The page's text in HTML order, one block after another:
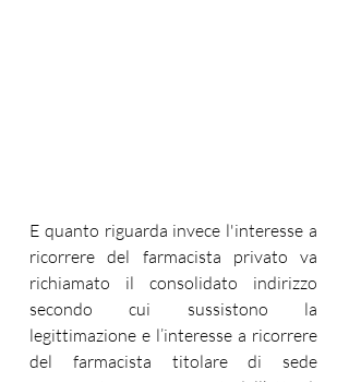
E quanto riguarda invece l'interesse a
ricorrere del farmacista privato va
richiamato il consolidato indirizzo
secondo cui sussistono la
legittimazione e l’interesse a ricorrere
del farmacista titolare di sede